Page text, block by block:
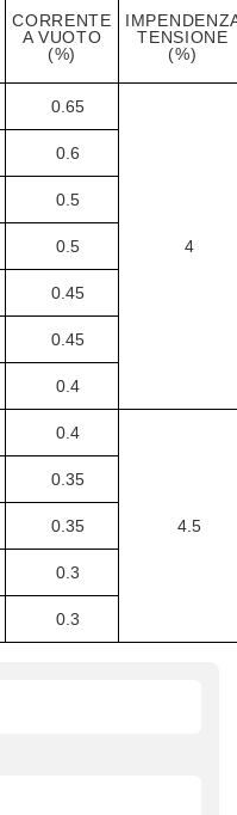
CORRENTE
A VUOTO
(%)
TENSIONE
(%)
0.65
4
0.6
0.5
0.5
0.45
0.45
0.4
0.4
4.5
0.35
0.35
0.3
0.3